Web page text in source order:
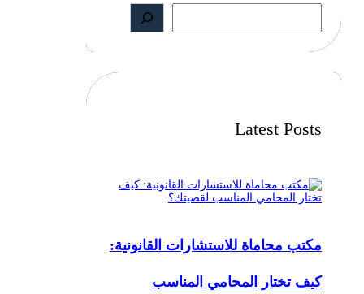
a
r
Latest Posts
مكتب محاماة للاستشارات القانونية:
كيف تختار المحامي المناسب